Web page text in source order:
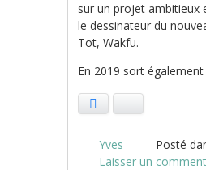
sur un projet ambitieux
le dessinateur du
Tot, Wakfu.
En 2019 sort
Yves Posté
Laisser un